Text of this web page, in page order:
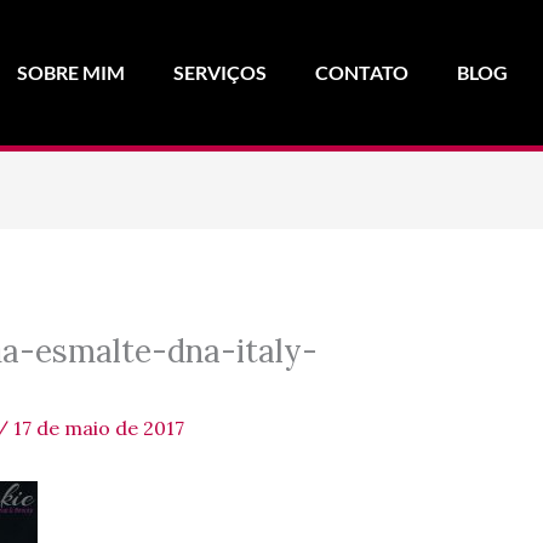
SOBRE MIM SERVIÇOS CONTATO BLOG
esmalte-dna-italy-
/ 17 de maio de 2017